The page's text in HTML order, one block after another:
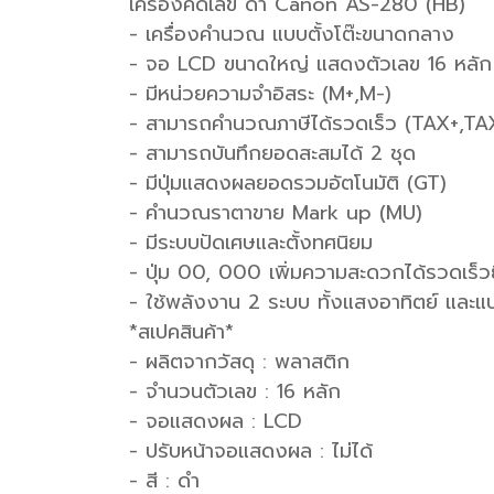
- เครื่องคำนวณ แบบตั้งโต๊ะขนาดกลาง
- จอ LCD ขนาดใหญ่ แสดงตัวเลข 16 หลัก
- มีหน่วยความจำอิสระ (M+,M-)
- สามารถคำนวณภาษีได้รวดเร็ว
- สามารถบันทึกยอดสะสมได้ 2 ชุด
- มีปุ่มแสดงผลยอดรวมอัตโนมัติ (GT)
- คำนวณราตาขาย Mark up (MU)
- มีระบบปัดเศษและตั้งทศนิยม
- ปุ่ม 00, 000 เพิ่มความสะดวกได้รวดเร็
- ใช้พลังงาน 2 ระบบ ทั้งแสงอาทิตย์ และแ
*สเปคสินค้า*
- ผลิตจากวัสดุ : พลาสติก
- จำนวนตัวเลข : 16 หลัก
- จอแสดงผล : LCD
- ปรับหน้าจอแสดงผล : ไม่ได้
- สี : ดำ